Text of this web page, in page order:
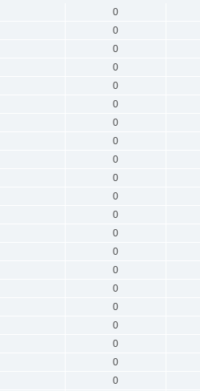
0
0
0
0
0
0
0
0
0
0
0
0
0
0
0
0
0
0
0
0
0